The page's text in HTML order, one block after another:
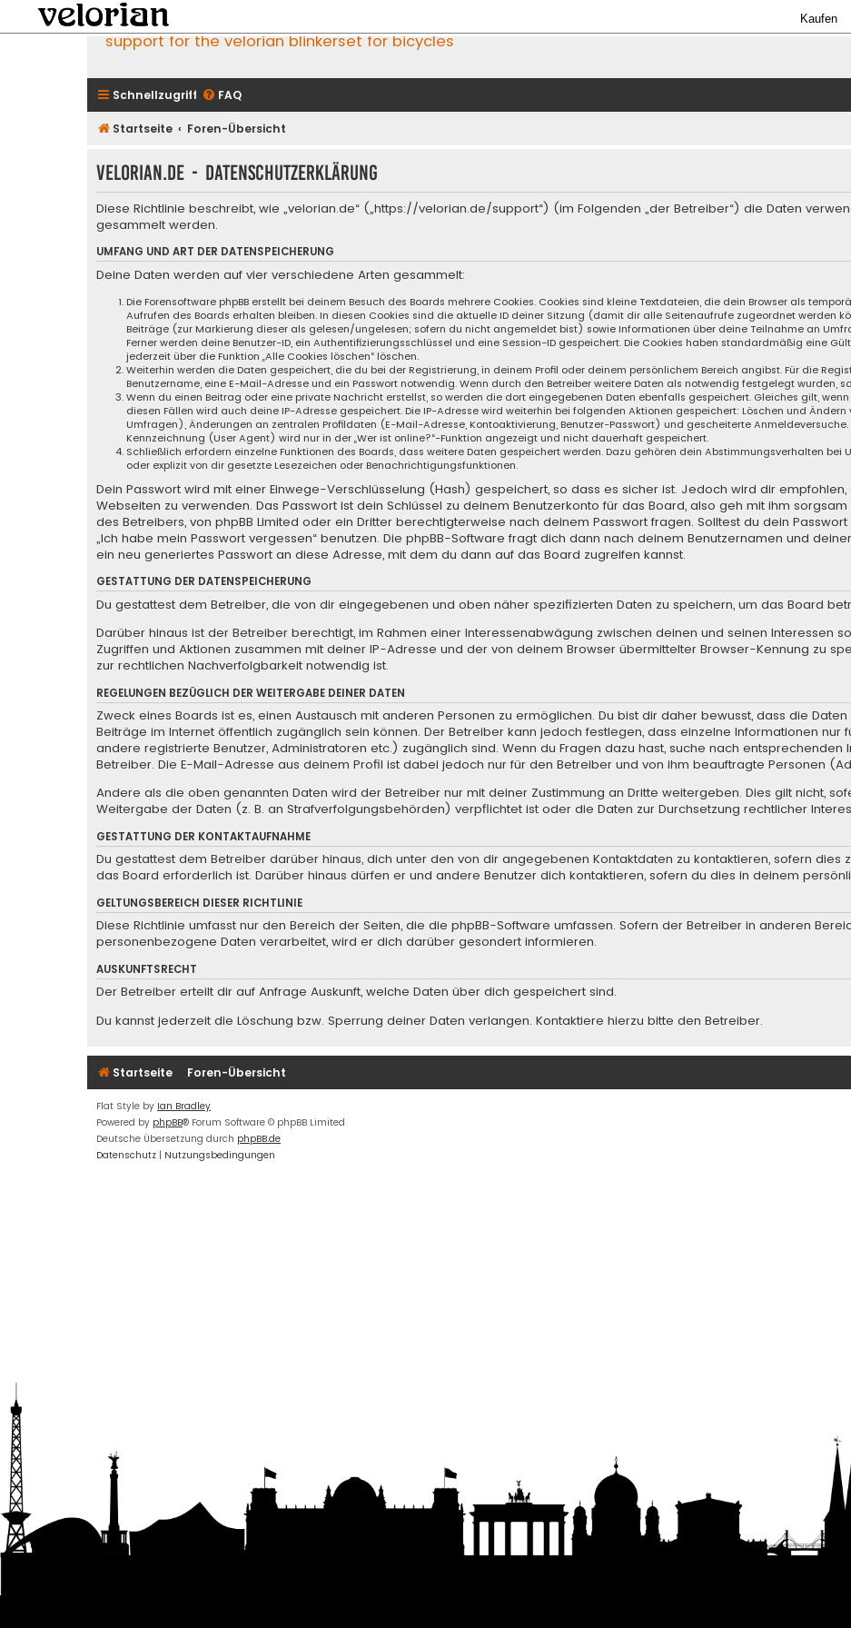
Kaufen
support for the velorian blinkerset for bicycles
Schnellzugriff FAQ
Startseite Foren-Übersicht
velorian.de - Datenschutzerklärung
Diese Richtlinie beschreibt, wie „velorian.de“ („https://velorian.de/support“) (im Folgenden „der Betreiber“) die Daten
gesammelt werden.
UMFANG UND ART DER DATENSPEICHERUNG
Deine Daten werden auf vier verschiedene Arten gesammelt:
Die Forensoftware phpBB erstellt bei deinem Besuch des Boards mehrere Cookies. Cookies sind kleine Textdateien, die dein Browser als
Aufrufen des Boards erhalten bleiben. In diesen Cookies sind die aktuelle ID deiner Sitzung (damit dir alle Seitenaufrufe zugeordnet werden
Beiträge (zur Markierung dieser als gelesen/ungelesen; sofern du nicht angemeldet bist) sowie Informationen über deine Teilnahme an
Ferner werden deine Benutzer-ID, ein Authentifizierungsschlüssel und eine Session-ID gespeichert. Die Cookies haben standardmäßig eine
jederzeit über die Funktion „Alle Cookies löschen“ löschen.
Weiterhin werden die Daten gespeichert, die du bei der Registrierung, in deinem Profil oder deinem persönlichem Bereich angibst. Für die
Benutzername, eine E-Mail-Adresse und ein Passwort notwendig. Wenn durch den Betreiber weitere Daten als notwendig festgelegt wurden,
Wenn du einen Beitrag oder eine private Nachricht erstellst, so werden die dort eingegebenen Daten ebenfalls gespeichert. Gleiches gilt,
diesen Fällen wird auch deine IP-Adresse gespeichert. Die IP-Adresse wird weiterhin bei folgenden Aktionen gespeichert: Löschen und
Umfragen), Änderungen an zentralen Profildaten (E-Mail-Adresse, Kontoaktivierung, Benutzer-Passwort) und gescheiterte Anmeldeversuche.
Kennzeichnung (User Agent) wird nur in der „Wer ist online?“-Funktion angezeigt und nicht dauerhaft gespeichert.
Schließlich erfordern einzelne Funktionen des Boards, dass weitere Daten gespeichert werden. Dazu gehören dein Abstimmungsverhalten
oder explizit von dir gesetzte Lesezeichen oder Benachrichtigungsfunktionen.
Dein Passwort wird mit einer Einwege-Verschlüsselung (Hash) gespeichert, so dass es sicher ist. Jedoch wird dir
Webseiten zu verwenden. Das Passwort ist dein Schlüssel zu deinem Benutzerkonto für das Board, also geh mit ihm
des Betreibers, von phpBB Limited oder ein Dritter berechtigterweise nach deinem Passwort fragen. Solltest du dein
„Ich habe mein Passwort vergessen“ benutzen. Die phpBB-Software fragt dich dann nach deinem Benutzernamen und
ein neu generiertes Passwort an diese Adresse, mit dem du dann auf das Board zugreifen kannst.
GESTATTUNG DER DATENSPEICHERUNG
Du gestattest dem Betreiber, die von dir eingegebenen und oben näher spezifizierten Daten zu speichern, um das Board
Darüber hinaus ist der Betreiber berechtigt, im Rahmen einer Interessenabwägung zwischen deinen und seinen Interessen
Zugriffen und Aktionen zusammen mit deiner IP-Adresse und der von deinem Browser übermittelter Browser-Kennung zu
zur rechtlichen Nachverfolgbarkeit notwendig ist.
REGELUNGEN BEZÜGLICH DER WEITERGABE DEINER DATEN
Zweck eines Boards ist es, einen Austausch mit anderen Personen zu ermöglichen. Du bist dir daher bewusst, dass die
Beiträge im Internet öffentlich zugänglich sein können. Der Betreiber kann jedoch festlegen, dass einzelne Informationen nur
andere registrierte Benutzer, Administratoren etc.) zugänglich sind. Wenn du Fragen dazu hast, suche nach
Betreiber. Die E-Mail-Adresse aus deinem Profil ist dabei jedoch nur für den Betreiber und von ihm beauftragte Personen
Andere als die oben genannten Daten wird der Betreiber nur mit deiner Zustimmung an Dritte weitergeben. Dies gilt nicht,
Weitergabe der Daten (z. B. an Strafverfolgungsbehörden) verpflichtet ist oder die Daten zur Durchsetzung rechtlicher
GESTATTUNG DER KONTAKTAUFNAHME
Du gestattest dem Betreiber darüber hinaus, dich unter den von dir angegebenen Kontaktdaten zu kontaktieren, sofern dies
das Board erforderlich ist. Darüber hinaus dürfen er und andere Benutzer dich kontaktieren, sofern du dies in deinem
GELTUNGSBEREICH DIESER RICHTLINIE
Diese Richtlinie umfasst nur den Bereich der Seiten, die die phpBB-Software umfassen. Sofern der Betreiber in anderen
personenbezogene Daten verarbeitet, wird er dich darüber gesondert informieren.
AUSKUNFTSRECHT
Der Betreiber erteilt dir auf Anfrage Auskunft, welche Daten über dich gespeichert sind.
Du kannst jederzeit die Löschung bzw. Sperrung deiner Daten verlangen. Kontaktiere hierzu bitte den Betreiber.
Startseite Foren-Übersicht
Flat Style by Ian Bradley
Powered by phpBB® Forum Software © phpBB Limited
Deutsche Übersetzung durch phpBB.de
Datenschutz | Nutzungsbedingungen